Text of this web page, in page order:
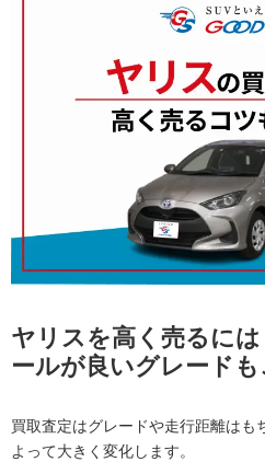
ヤリスを高く売るに
ールが良いグレード
買取査定はグレードや走行距離はも
よって大きく変化します。